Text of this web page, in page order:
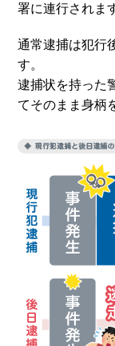
署に連行されま
通常逮捕は犯行
す。
逮捕状を持った
てそのまま身柄